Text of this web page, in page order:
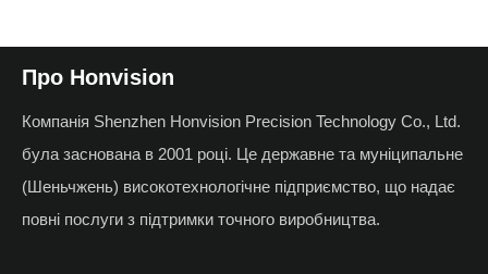
Про Honvision
Компанія Shenzhen Honvision Precision Technology Co., Ltd.
була заснована в 2001 році. Це державне та муніципальне
(Шеньчжень) високотехнологічне підприємство, що надає
повні послуги з підтримки точного виробництва.